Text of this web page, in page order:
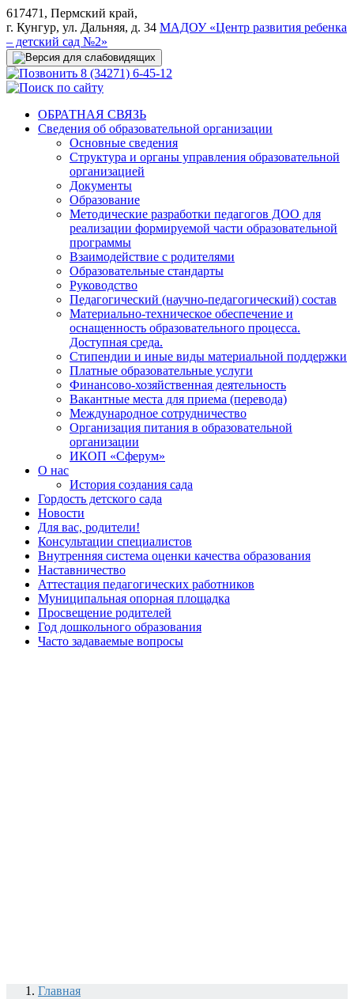
617471, Пермский край,
г. Кунгур, ул. Дальняя, д. 34 МАДОУ «Центр развития ребенка
– детский сад №2»
8 (34271) 6-45-12
ОБРАТНАЯ СВЯЗЬ
Сведения об образовательной организации
Основные сведения
Структура и органы управления образовательной
организацией
Документы
Образование
Методические разработки педагогов ДОО для
реализации формируемой части образовательной
программы
Взаимодействие с родителями
Образовательные стандарты
Руководство
Педагогический (научно-педагогический) состав
Материально-техническое обеспечение и
оснащенность образовательного процесса.
Доступная среда.
Стипендии и иные виды материальной поддержки
Платные образовательные услуги
Финансово-хозяйственная деятельность
Вакантные места для приема (перевода)
Международное сотрудничество
Организация питания в образовательной
организации
ИКОП «Сферум»
О нас
История создания сада
Гордость детского сада
Новости
Для вас, родители!
Консультации специалистов
Внутренняя система оценки качества образования
Наставничество
Аттестация педагогических работников
Муниципальная опорная площадка
Просвещение родителей
Год дошкольного образования
Часто задаваемые вопросы
Главная